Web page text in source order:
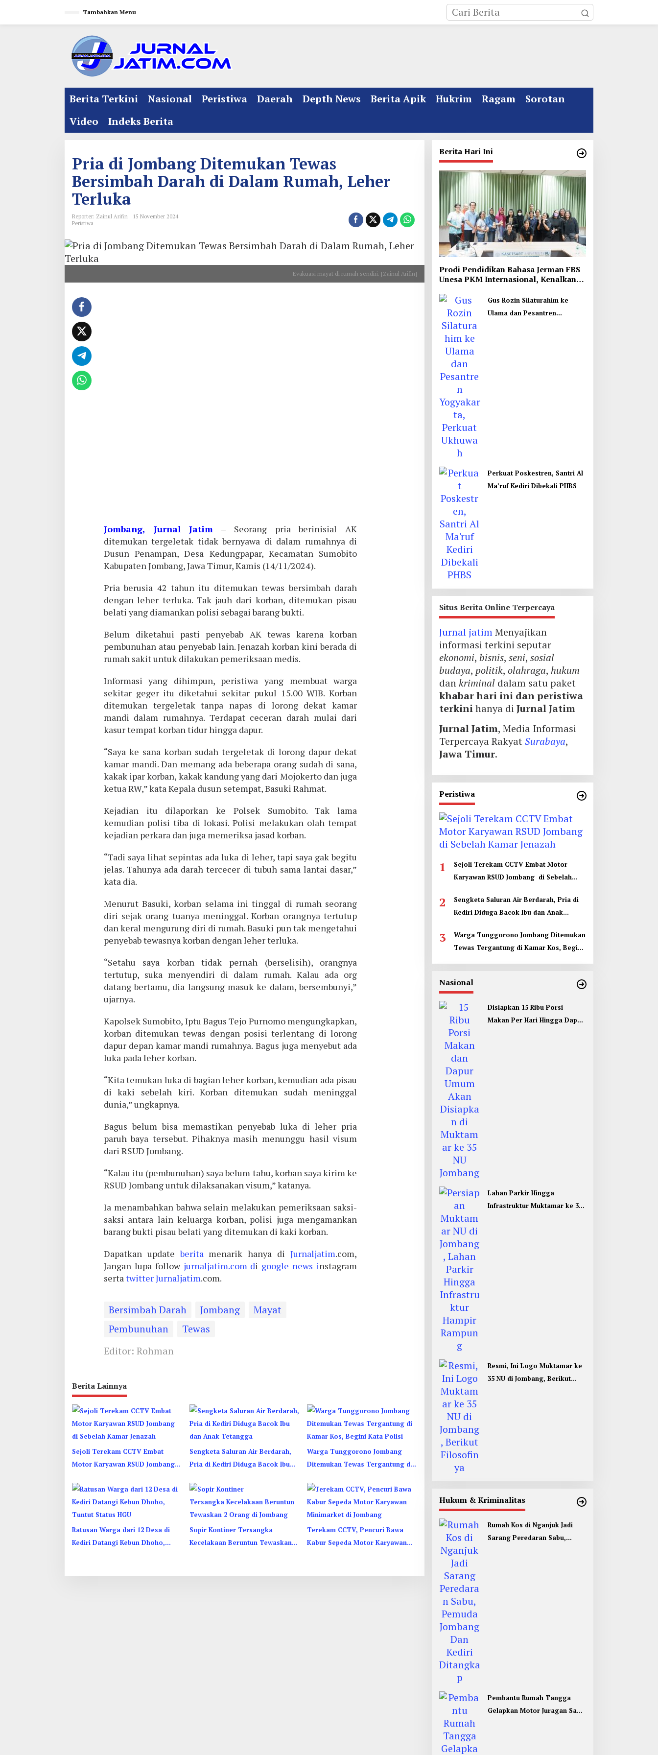
Tambahkan Menu
Berita Terkini Nasional Peristiwa Daerah Depth News Berita Apik Hukrim Ragam
Sorotan
Video
Indeks Berita
Pria di Jombang Ditemukan Tewas
Bersimbah Darah di Dalam Rumah, Leher
Terluka
Reporter: Zainul Arifin
15 November 2024
Peristiwa
Evakuasi mayat di rumah sendiri. [Zainul Arifin]
Jombang, Jurnal Jatim – Seorang pria berinisial AK
ditemukan tergeletak tidak bernyawa di dalam rumahnya di
Dusun Penampan, Desa Kedungpapar, Kecamatan Sumobito
Kabupaten Jombang, Jawa Timur, Kamis (14/11/2024).
Pria berusia 42 tahun itu ditemukan tewas bersimbah darah
dengan leher terluka. Tak jauh dari korban, ditemukan pisau
belati yang diamankan polisi sebagai barang bukti.
Belum diketahui pasti penyebab AK tewas karena korban
pembunuhan atau penyebab lain. Jenazah korban kini berada di
rumah sakit untuk dilakukan pemeriksaan medis.
Informasi yang dihimpun, peristiwa yang membuat warga
sekitar geger itu diketahui sekitar pukul 15.00 WIB. Korban
ditemukan tergeletak tanpa napas di lorong dekat kamar
mandi dalam rumahnya. Terdapat ceceran darah mulai dari
kasur tempat korban tidur hingga dapur.
“Saya ke sana korban sudah tergeletak di lorong dapur dekat
kamar mandi. Dan memang ada beberapa orang sudah di sana,
kakak ipar korban, kakak kandung yang dari Mojokerto dan juga
ketua RW,” kata Kepala dusun setempat, Basuki Rahmat.
Kejadian itu dilaporkan ke Polsek Sumobito. Tak lama
kemudian polisi tiba di lokasi. Polisi melakukan olah tempat
kejadian perkara dan juga memeriksa jasad korban.
“Tadi saya lihat sepintas ada luka di leher, tapi saya gak begitu
jelas. Tahunya ada darah tercecer di tubuh sama lantai dasar,”
kata dia.
Menurut Basuki, korban selama ini tinggal di rumah seorang
diri sejak orang tuanya meninggal. Korban orangnya tertutup
dan keral mengurung diri di rumah. Basuki pun tak mengetahui
penyebab tewasnya korban dengan leher terluka.
“Setahu saya korban tidak pernah (berselisih), orangnya
tertutup, suka menyendiri di dalam rumah. Kalau ada org
datang bertamu, dia langsung masuk ke dalam, bersembunyi,”
ujarnya.
Kapolsek Sumobito, Iptu Bagus Tejo Purnomo mengungkapkan,
korban ditemukan tewas dengan posisi terlentang di lorong
dapur depan kamar mandi rumahnya. Bagus juga menyebut ada
luka pada leher korban.
“Kita temukan luka di bagian leher korban, kemudian ada pisau
di kaki sebelah kiri. Korban ditemukan sudah meninggal
dunia,” ungkapnya.
Bagus belum bisa memastikan penyebab luka di leher pria
paruh baya tersebut. Pihaknya masih menunggu hasil visum
dari RSUD Jombang.
“Kalau itu (pembunuhan) saya belum tahu, korban saya kirim ke
RSUD Jombang untuk dilaksanakan visum,” katanya.
Ia menambahkan bahwa selain melakukan pemeriksaan saksi-
saksi antara lain keluarga korban, polisi juga mengamankan
barang bukti pisau belati yang ditemukan di kaki korban.
Dapatkan updateberitamenarik hanya diJurnaljatim.com,
Jangan lupa follow jurnaljatim.com di google news instagram
sertatwitterJurnaljatim.com.
Bersimbah Darah Jombang
Mayat
Pembunuhan
Tewas
Editor: Rohman
Berita Lainnya
Sejoli Terekam CCTV Embat
Motor Karyawan RSUD Jombang
Sengketa Saluran Air Berdarah,
Pria di Kediri Diduga Bacok Ibu
Warga Tunggorono Jombang
Ditemukan Tewas Tergantung di
Ratusan Warga dari 12 Desa di
Kediri Datangi Kebun Dhoho,
Sopir Kontiner Tersangka
Kecelakaan Beruntun Tewaskan 2
Terekam CCTV, Pencuri Bawa
Kabur Sepeda Motor Karyawan
Berita Hari Ini
Prodi Pendidikan Bahasa Jerman FBS
Unesa PKM Internasional, Kenalkan
Gus Rozin Silaturahim ke
Ulama dan Pesantren
Perkuat Poskestren, Santri Al
Ma’ruf Kediri Dibekali PHBS
Situs Berita Online Terpercaya
Jurnal jatimMenyajikan
informasi terkini seputar
ekonomi, bisnis, seni, sosial
budaya, politik, olahraga, hukum
dankriminaldalam satu paket
khabar hari ini dan peristiwa
terkinihanya di Jurnal Jatim
Jurnal Jatim, Media Informasi
Terpercaya RakyatSurabaya,
Jawa Timur.
Peristiwa
1
Sejoli Terekam CCTV Embat Motor
Karyawan RSUD Jombang di Sebelah
2
Sengketa Saluran Air Berdarah, Pria di
Kediri Diduga Bacok Ibu dan Anak
3
Warga Tunggorono Jombang Ditemukan
Tewas Tergantung di Kamar Kos, Begini
Nasional
Disiapkan 15 Ribu Porsi
Makan Per Hari Hingga Dapur
Lahan Parkir Hingga
Infrastruktur Muktamar ke 35
Resmi, Ini Logo Muktamar ke
35 NU di Jombang, Berikut
Hukum & Kriminalitas
Rumah Kos di Nganjuk Jadi
Sarang Peredaran Sabu,
Pembantu Rumah Tangga
Gelapkan Motor Juragan Sapi